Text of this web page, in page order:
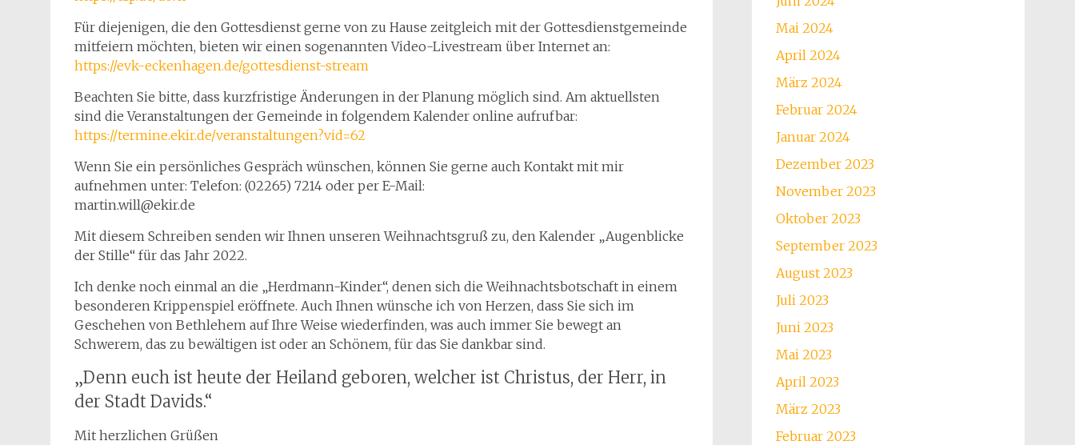
Für diejenigen, die den Gottesdienst gerne von zu Hause zeitgleich mit der Gottesdienstgemeinde
mitfeiern möchten, bieten wir einen sogenannten Video-Livestream über Internet an:
https://evk-eckenhagen.de/gottesdienst-stream
Beachten Sie bitte, dass kurzfristige Änderungen in der Planung möglich sind. Am aktuellsten
sind die Veranstaltungen der Gemeinde in folgendem Kalender online aufrufbar:
https://termine.ekir.de/veranstaltungen?vid=62
Wenn Sie ein persönliches Gespräch wünschen, können Sie gerne auch Kontakt mit mir
aufnehmen unter: Telefon: (02265) 7214 oder per E-Mail:
martin.will@ekir.de
Mit diesem Schreiben senden wir Ihnen unseren Weihnachtsgruß zu, den Kalender „Augenblicke
der Stille“ für das Jahr 2022.
Ich denke noch einmal an die „Herdmann-Kinder“, denen sich die Weihnachtsbotschaft in einem
besonderen Krippenspiel eröffnete. Auch Ihnen wünsche ich von Herzen, dass Sie sich im
Geschehen von Bethlehem auf Ihre Weise wiederfinden, was auch immer Sie bewegt an
Schwerem, das zu bewältigen ist oder an Schönem, für das Sie dankbar sind.
„Denn euch ist heute der Heiland geboren, welcher ist Christus, der Herr, in
der Stadt Davids.“
Mit herzlichen Grüßen
Mai 2024
April 2024
März 2024
Februar 2024
Januar 2024
Dezember 2023
November 2023
Oktober 2023
September 2023
August 2023
Juli 2023
Juni 2023
Mai 2023
April 2023
März 2023
Februar 2023